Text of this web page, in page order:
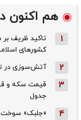
هم اکنون
1
تاکید ظریف
کشورهای
2 آتش‌سوزی در
3
جدول
4 «جلبک»